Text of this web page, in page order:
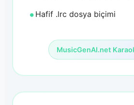
Hafif .lrc dosya biçimi
MusicGenAI.net